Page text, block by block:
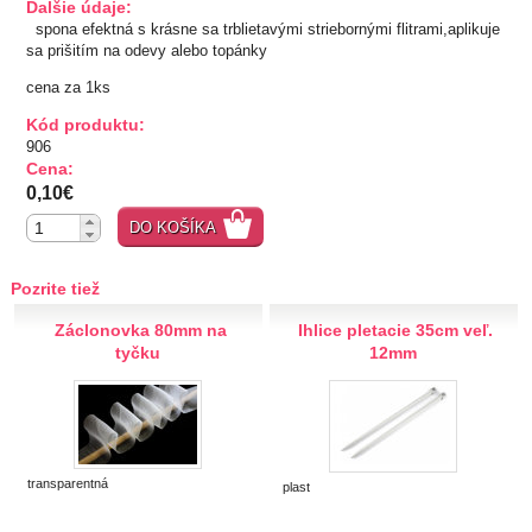
TIPY NA DARČEKY
Zľavnené
Aplikácie
Bižutérny kútik
Dekorácie
Doplnky
Guma
Ďalšie údaje:
spona efektná s krásne sa trblietavými striebornými flitrami,aplikuje
sa prišitím na odevy alebo topánky
cena za 1ks
Kód produktu:
906
Cena:
0,10€
DO KOŠÍKA
Pozrite tiež
Záclonovka 80mm na
tyčku
transparentná
Ihlice pletacie 35cm veľ.
12mm
plast